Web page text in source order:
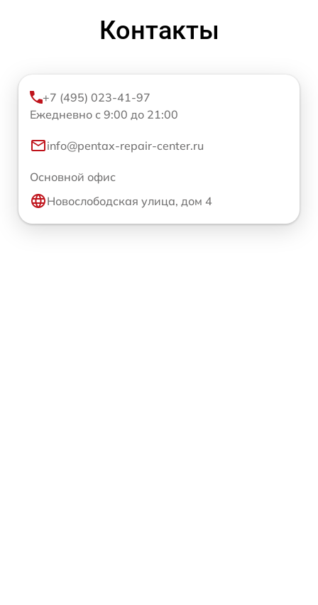
Контакты
+7 (495) 023-41-97
Ежедневно с 9:00 до 21:00
info@pentax-repair-center.ru
Основной офис
Новослободская улица, дом 4